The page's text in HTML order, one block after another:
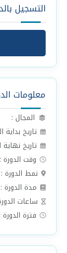
التسجيل
معلومات
المجال :
تاريخ بداية
تاريخ نهاية
وقت الدورة :
نمط الدورة :
مدة الدورة :
ساعات
فترة الدورة :